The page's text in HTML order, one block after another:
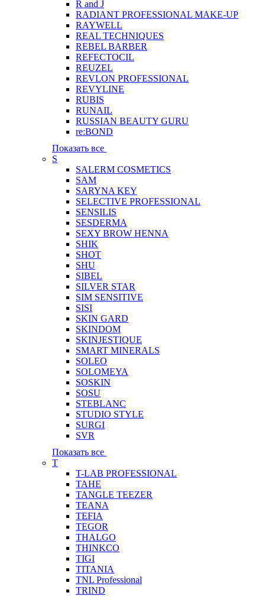
R and J
RADIANT PROFESSIONAL MAKE-UP
RAYWELL
REAL TECHNIQUES
REBEL BARBER
REFECTOCIL
REUZEL
REVLON PROFESSIONAL
REVYLINE
RUBIS
RUNAIL
RUSSIAN BEAUTY GURU
re:BOND
Показать все
S
SALERM COSMETICS
SAM
SARYNA KEY
SELECTIVE PROFESSIONAL
SENSILIS
SESDERMA
SEXY BROW HENNA
SHIK
SHOT
SHU
SIBEL
SILVER STAR
SIM SENSITIVE
SISI
SKIN GARD
SKINDOM
SKINJESTIQUE
SMART MINERALS
SOLEO
SOLOMEYA
SOSKIN
SOSU
STEBLANC
STUDIO STYLE
SURGI
SVR
Показать все
T
T-LAB PROFESSIONAL
TAHE
TANGLE TEEZER
TEANA
TEFIA
TEGOR
THALGO
THINKCO
TIGI
TITANIA
TNL Professional
TRIND